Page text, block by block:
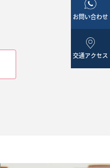
お問い合わせ
交通アクセス